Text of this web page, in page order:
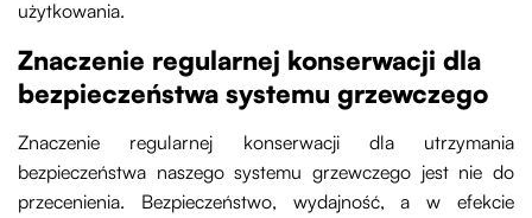
użytkowania.
Znaczenie regularnej konserwacji dla
bezpieczeństwa systemu grzewczego
Znaczenie regularnej konserwacji dla utrzymania
bezpieczeństwa naszego systemu grzewczego jest nie do
przecenienia. Bezpieczeństwo, wydajność, a w efekcie